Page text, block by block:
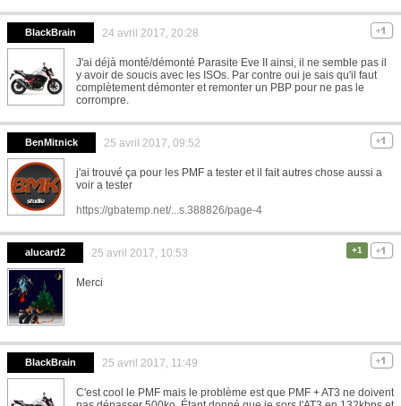
BlackBrain 24 avril 2017, 20:28
J'ai déjà monté/démonté Parasite Eve II ainsi, il ne semble pas il
y avoir de soucis avec les ISOs. Par contre oui je sais qu'il faut
complètement démonter et remonter un PBP pour ne pas le
corrompre.
BenMitnick 25 avril 2017, 09:52
j'ai trouvé ça pour les PMF a tester et il fait autres chose aussi a
voir a tester
https://gbatemp.net/...s.388826/page-4
alucard2 25 avril 2017, 10:53 +1
Merci
BlackBrain 25 avril 2017, 11:49
C'est cool le PMF mais le problème est que PMF + AT3 ne doivent